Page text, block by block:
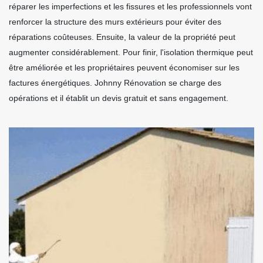
réparer les imperfections et les fissures et les professionnels vont
renforcer la structure des murs extérieurs pour éviter des
réparations coûteuses. Ensuite, la valeur de la propriété peut
augmenter considérablement. Pour finir, l'isolation thermique peut
être améliorée et les propriétaires peuvent économiser sur les
factures énergétiques. Johnny Rénovation se charge des
opérations et il établit un devis gratuit et sans engagement.